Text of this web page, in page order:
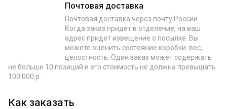
Почтовая доставка
Почтовая доставка через почту России.
Когда заказ придет в отделение, на ваш
адрес придет извещение о посылке. Вы
можете оценить состояние коробки: вес,
целостность. Один заказ может содержать
не больше 10 позиций и его стоимость не должна превышать
100 000 р.
Как заказать